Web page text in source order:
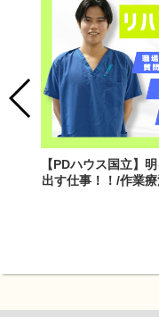
【PDハウス国立】
出す仕事！！/作業